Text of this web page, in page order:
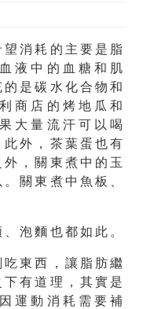
消耗的主要是脂
液中的血糖和肌
的是碳水化合物和
商店的 烤地瓜和
大量流汗可以喝
外，茶葉蛋也有
，關東煮中的玉
關東煮中魚板、
泡麵也都如此。
東西，讓脂肪繼
有道理，其實是
運動消耗需要補